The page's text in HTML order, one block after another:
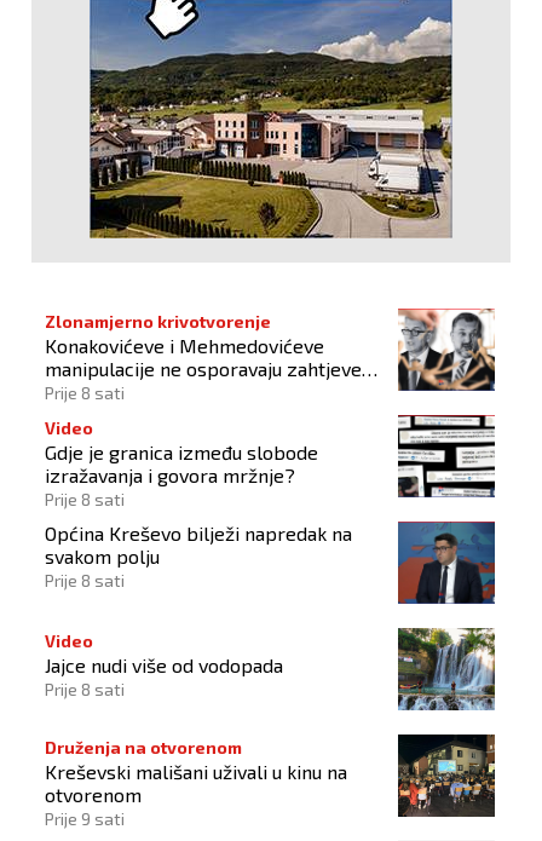
Zlonamjerno krivotvorenje
Konakovićeve i Mehmedovićeve
manipulacije ne osporavaju zahtjeve
Hrvata
Prije 8 sati
Video
Gdje je granica između slobode
izražavanja i govora mržnje?
Prije 8 sati
Općina Kreševo bilježi napredak na
svakom polju
Prije 8 sati
Video
Jajce nudi više od vodopada
Prije 8 sati
Druženja na otvorenom
Kreševski mališani uživali u kinu na
otvorenom
Prije 9 sati